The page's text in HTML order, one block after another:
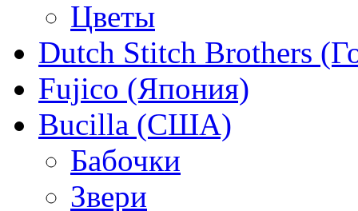
Цветы
Dutch Stitch Brothers
Fujico (Япония)
Bucilla (США)
Бабочки
Звери